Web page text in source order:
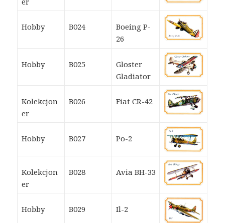
Hobby B024
Boeing P-
26
Hobby B025
Gloster
Gladiator
Kolekcjon
er
B026 Fiat CR-42
Hobby B027 Po-2
Kolekcjon
er
B028 Avia BH-33
Hobby B029 Il-2